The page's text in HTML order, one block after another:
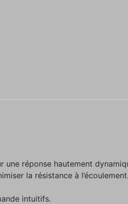
une réponse hautement
la résistance à l’écoulement.
intuitifs.